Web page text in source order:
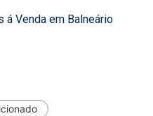
á Venda em Balneário